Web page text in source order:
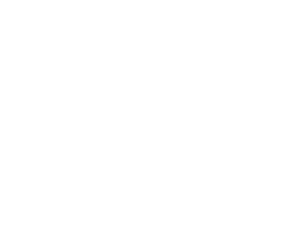
Stuks Aqua Goud